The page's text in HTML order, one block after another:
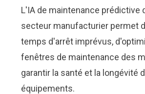
L'IA de maintenance prédictive
secteur manufacturier permet
temps d'arrêt imprévus,
fenêtres de maintenance des
garantir la santé et la longévité
équipements.